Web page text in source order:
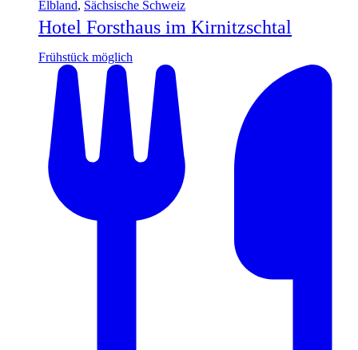
Elbland, Sächsische Schweiz
Hotel Forsthaus im Kirnitzschtal
Frühstück möglich